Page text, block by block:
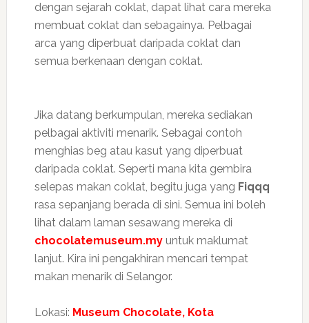
dengan sejarah coklat, dapat lihat cara mereka
membuat coklat dan sebagainya. Pelbagai
arca yang diperbuat daripada coklat dan
semua berkenaan dengan coklat.
Jika datang berkumpulan, mereka sediakan
pelbagai aktiviti menarik. Sebagai contoh
menghias beg atau kasut yang diperbuat
daripada coklat. Seperti mana kita gembira
selepas makan coklat, begitu juga yang Fiqqq
rasa sepanjang berada di sini. Semua ini boleh
lihat dalam laman sesawang mereka di
chocolatemuseum.myuntuk maklumat
lanjut. Kira ini pengakhiran mencari tempat
makan menarik di Selangor.
Lokasi: Museum Chocolate, Kota